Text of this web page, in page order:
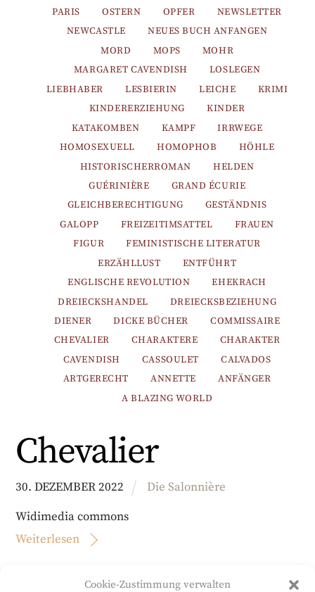
Cookie-Zustimmung verwalten
PARIS
OSTERN OPFER
NEWSLETTER
NEWCASTLE
NEUES BUCH ANFANGEN
MORD
MOPS
MOHR
MARGARET CAVENDISH
LOSLEGEN
LIEBHABER
LESBIERIN LEICHE
KRIMI
KINDERERZIEHUNG
KINDER
KATAKOMBEN
KAMPF
IRRWEGE
HOMOSEXUELL
HOMOPHOB
HÖHLE
HISTORISCHERROMAN
HELDEN
GUÉRINIÈRE
GRAND ÉCURIE
GLEICHBERECHTIGUNG
GESTÄNDNIS
GALOPP
FREIZEITIMSATTEL
FRAUEN
FIGUR
FEMINISTISCHE LITERATUR
ERZÄHLLUST
ENTFÜHRT
ENGLISCHE REVOLUTION
EHEKRACH
DREIECKSHANDEL
DREIECKSBEZIEHUNG
DIENER
DICKE BÜCHER
COMMISSAIRE
CHEVALIER
CHARAKTERE
CHARAKTER
CAVENDISH
CASSOULET
CALVADOS
ARTGERECHT
ANNETTE
ANFÄNGER
A BLAZING WORLD
Chevalier
30.DEZEMBER 2022
Die Salonnière
Widimedia commons
Weiterlesen